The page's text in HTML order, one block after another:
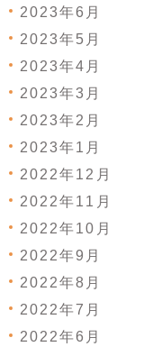
2023年6月
2023年5月
2023年4月
2023年3月
2023年2月
2023年1月
2022年12月
2022年11月
2022年10月
2022年9月
2022年8月
2022年7月
2022年6月